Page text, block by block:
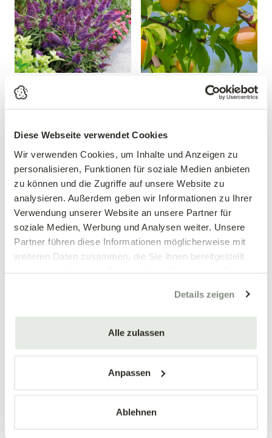
Diese Webseite verwendet Cookies
Wir verwenden Cookies, um Inhalte und Anzeigen zu
personalisieren, Funktionen für soziale Medien anbieten
zu können und die Zugriffe auf unsere Website zu
analysieren. Außerdem geben wir Informationen zu Ihrer
Verwendung unserer Website an unsere Partner für
soziale Medien, Werbung und Analysen weiter. Unsere
Partner führen diese Informationen möglicherweise mit
weiteren Daten zusammen, die Sie ihnen bereitgestellt
Details zeigen
Alle zulassen
Anpassen
Ablehnen
Sommerflieder 'Butterfly
Candy® Little Purple'
Buddleja davidii 'Butterfly
19,99 €
3 Liter Topf
Mirabelle 'Mirabelle von
Prunus domestica 'Mirabelle
mehrere Varianten verfügbar!
'Konstantinopeler'
10 Liter Topf
Birnenquitte 'Bereczki'
Busch
10 Liter Topf